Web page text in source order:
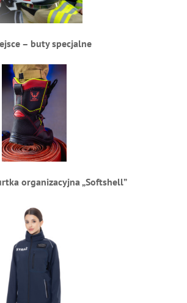
– buty specjalne
organizacyjna „Softshell”